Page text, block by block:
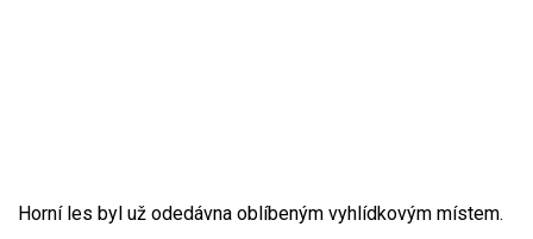
Horní les byl už odedávna oblíbeným vyhlídkovým místem.